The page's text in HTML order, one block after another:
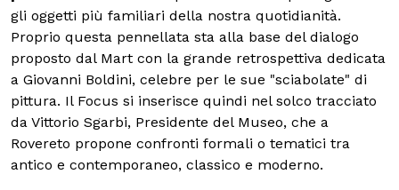
gli oggetti più familiari della nostra quotidianità.
Proprio questa pennellata sta alla base del dialogo
proposto dal Mart con la grande retrospettiva dedicata
a Giovanni Boldini, celebre per le sue "sciabolate" di
pittura. Il Focus si inserisce quindi nel solco tracciato
da Vittorio Sgarbi, Presidente del Museo, che a
Rovereto propone confronti formali o tematici tra
antico e contemporaneo, classico e moderno.